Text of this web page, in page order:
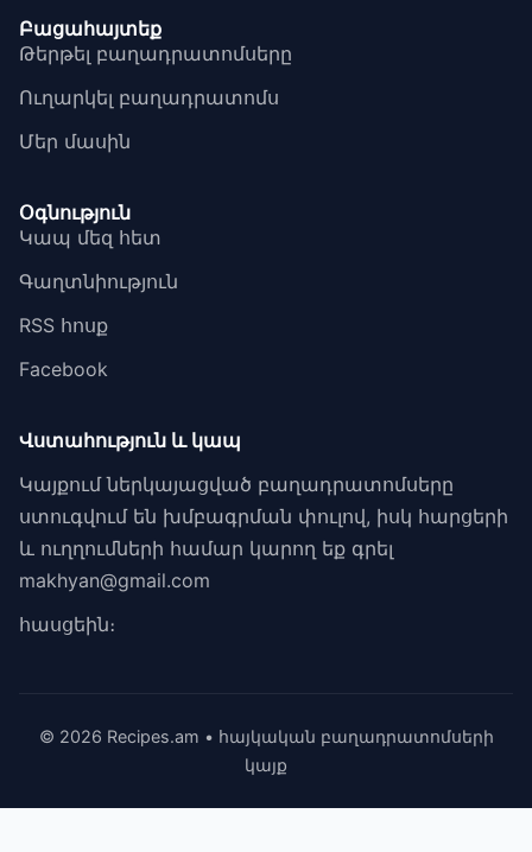
Բացահայտեք
Թերթել բաղադրատոմսերը
Ուղարկել բաղադրատոմս
Մեր մասին
Օգնություն
Կապ մեզ հետ
Գաղտնիություն
RSS հոսք
Facebook
Վստահություն և կապ
Կայքում ներկայացված բաղադրատոմսերը
ստուգվում են խմբագրման փուլով, իսկ հարցերի
և ուղղումների համար կարող եք գրել
makhyan@gmail.com
հասցեին։
© 2026 Recipes.am • հայկական բաղադրատոմսերի
կայք